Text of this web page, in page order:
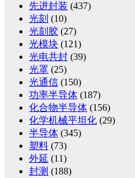
先进封装 (437)
光刻 (10)
光刻胶 (27)
光模块 (121)
光电共封 (39)
光罩 (25)
光通信 (150)
功率半导体 (187)
化合物半导体 (156)
化学机械平坦化 (29)
半导体 (345)
塑料 (73)
外延 (11)
封测 (188)